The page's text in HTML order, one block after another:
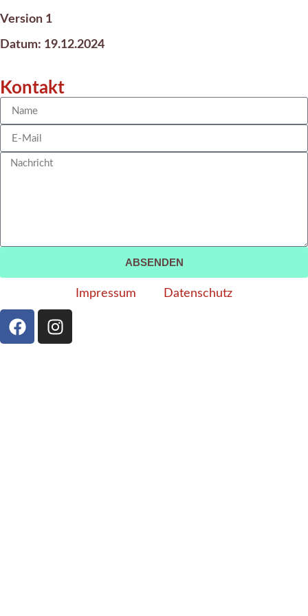
Version 1
Datum: 19.12.2024
Kontakt
ABSENDEN
Impressum Datenschutz